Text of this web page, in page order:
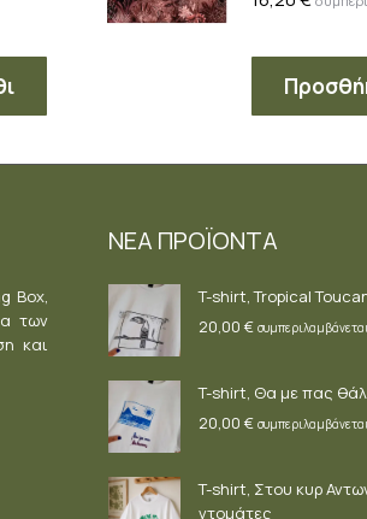
Box,
των
και
ΝΕΑ ΠΡΟΪΟΝΤΑ
T-shirt, Tropical
20,00 €
T-shirt, Θα με πας
20,00 €
T-shirt, Στου κυρ
ντομάτες